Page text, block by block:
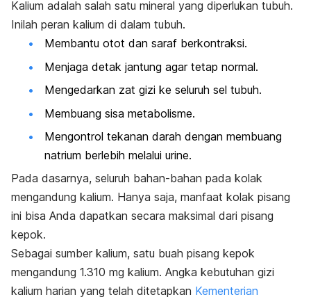
Kalium adalah salah satu mineral yang diperlukan tubuh.
Inilah peran kalium di dalam tubuh.
Membantu otot dan saraf berkontraksi.
Menjaga detak jantung agar tetap normal.
Mengedarkan zat gizi ke seluruh sel tubuh.
Membuang sisa metabolisme.
Mengontrol tekanan darah dengan membuang
natrium berlebih melalui urine.
Pada dasarnya, seluruh bahan-bahan pada kolak
mengandung kalium. Hanya saja, manfaat kolak pisang
ini bisa Anda dapatkan secara maksimal dari pisang
kepok.
Sebagai sumber kalium, satu buah pisang kepok
mengandung 1.310 mg kalium. Angka kebutuhan gizi
kalium harian yang telah ditetapkan Kementerian